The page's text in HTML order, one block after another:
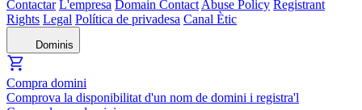
Contactar L'empresa Domain Contact Abuse Policy Registrant
Rights Legal Política de privadesa Canal Ètic
Dominis
Compra domini
Comprova la disponibilitat d'un nom de domini i registra'l